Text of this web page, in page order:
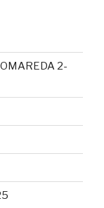
2-